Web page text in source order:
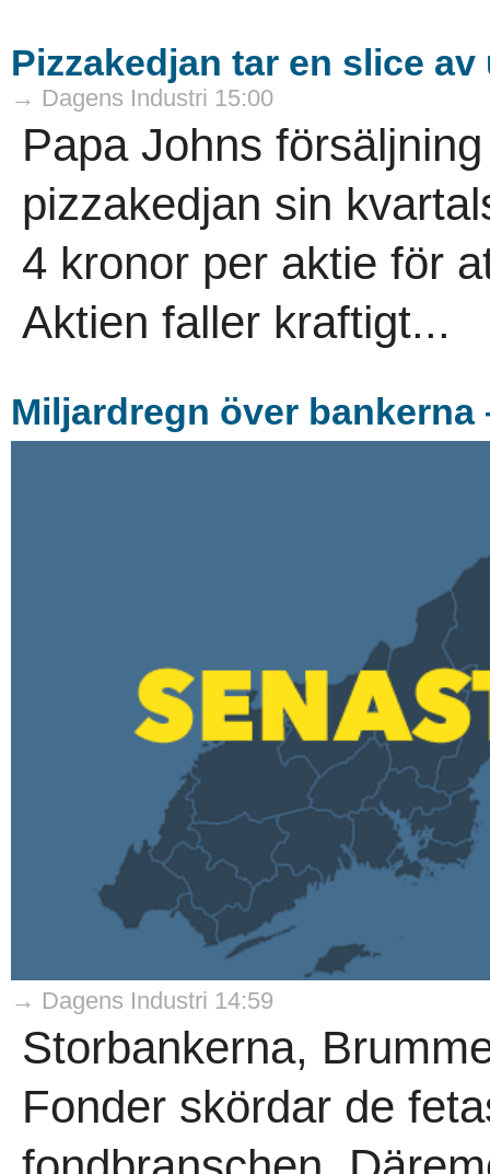
Pizzakedjan tar en slice
→ Dagens Industri 15:00
Papa Johns
pizzakedjan sin
4 kronor per aktie för
Aktien faller kraftigt...
Miljardregn över
→ Dagens Industri 14:59
Storbankerna,
Fonder skördar de